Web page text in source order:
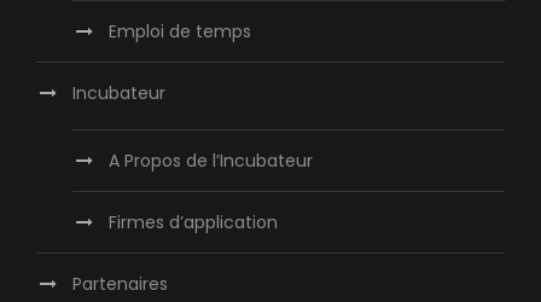
Emploi de temps
Incubateur
A Propos de l’Incubateur
Firmes d’application
Partenaires